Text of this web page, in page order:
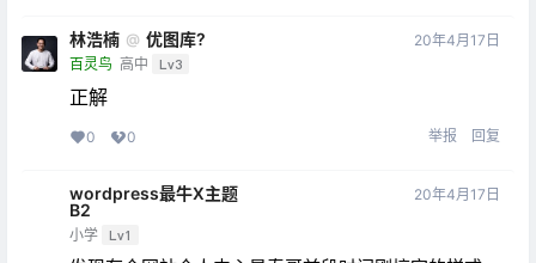
林浩楠 @ 优图库?
百灵鸟 高中 Lv3
20年4月17日
正解
0 0 举报 回复
wordpress最牛X主题
B2
小学 Lv1
20年4月17日